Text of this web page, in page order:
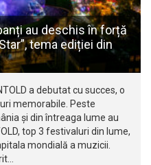
au deschis în forță
tema ediției din
a debutat cu succes, o
memorabile. Peste
și din întreaga lume au
top 3 festivaluri din lume,
mondială a muzicii.